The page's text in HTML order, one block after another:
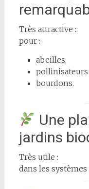
Très attractive :
pour :
abeilles,
pollinisateurs
bourdons.
Une
jardins
Très utile :
dans les